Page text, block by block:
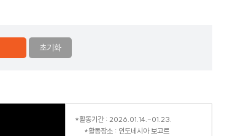
초기화
*활동기간 : 2026.01.14.-01.23.
*활동장소 : 인도네시아 보고르